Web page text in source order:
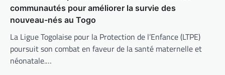
communautés pour améliorer la survie des
nouveau-nés au Togo
La Ligue Togolaise pour la Protection de l’Enfance (LTPE)
poursuit son combat en faveur de la santé maternelle et
néonatale.…